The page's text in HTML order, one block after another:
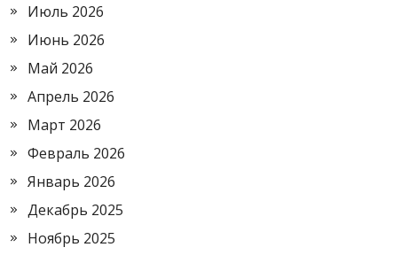
Июль 2026
Июнь 2026
Май 2026
Апрель 2026
Март 2026
Февраль 2026
Январь 2026
Декабрь 2025
Ноябрь 2025